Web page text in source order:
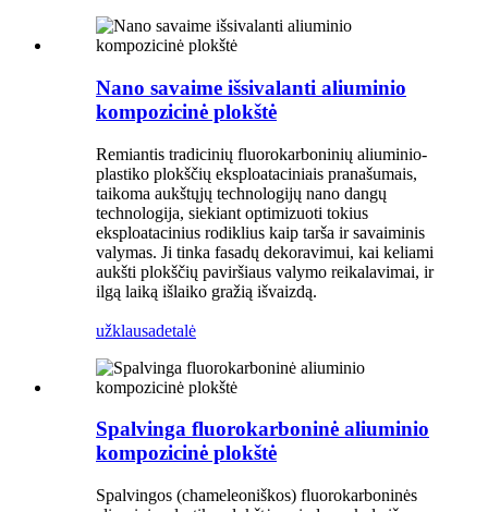
Nano savaime išsivalanti aliuminio
kompozicinė plokštė
Remiantis tradicinių fluorokarboninių aliuminio-
plastiko plokščių eksploataciniais pranašumais,
taikoma aukštųjų technologijų nano dangų
technologija, siekiant optimizuoti tokius
eksploatacinius rodiklius kaip tarša ir savaiminis
valymas. Ji tinka fasadų dekoravimui, kai keliami
aukšti plokščių paviršiaus valymo reikalavimai, ir
ilgą laiką išlaiko gražią išvaizdą.
užklausadetalė
Spalvinga fluorokarboninė aliuminio
kompozicinė plokštė
Spalvingos (chameleoniškos) fluorokarboninės